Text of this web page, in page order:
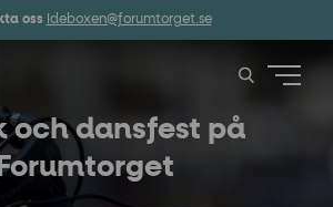
oss Ideboxen@forumtorget.se
och dansfest på